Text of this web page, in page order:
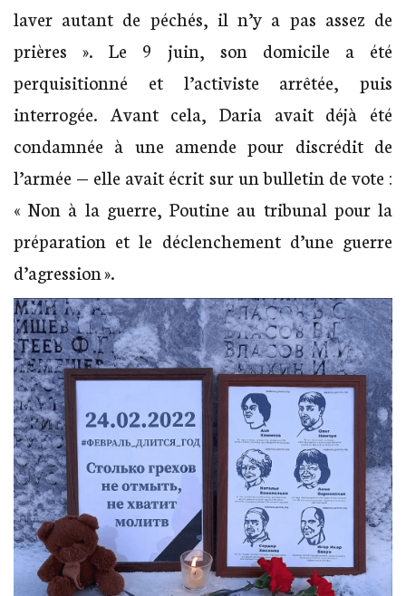
laver autant de péchés, il n’y a pas assez de
prières ». Le 9 juin, son domicile a été
perquisitionné et l’activiste arrêtée, puis
interrogée. Avant cela, Daria avait déjà été
condamnée à une amende pour discrédit de
l’armée — elle avait écrit sur un bulletin de vote :
« Non à la guerre, Poutine au tribunal pour la
préparation et le déclenchement d’une guerre
d’agression ».